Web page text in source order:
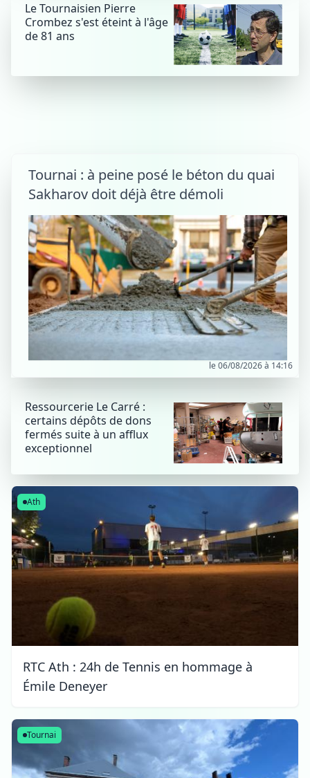
Le Tournaisien Pierre
Crombez s'est éteint à l'âge
de 81 ans
Tournai : à peine posé le béton du quai
Sakharov doit déjà être démoli
le 06/08/2026 à 14:16
Ressourcerie Le Carré :
certains dépôts de dons
fermés suite à un afflux
exceptionnel
Ath
RTC Ath : 24h de Tennis en hommage à
Émile Deneyer
Tournai